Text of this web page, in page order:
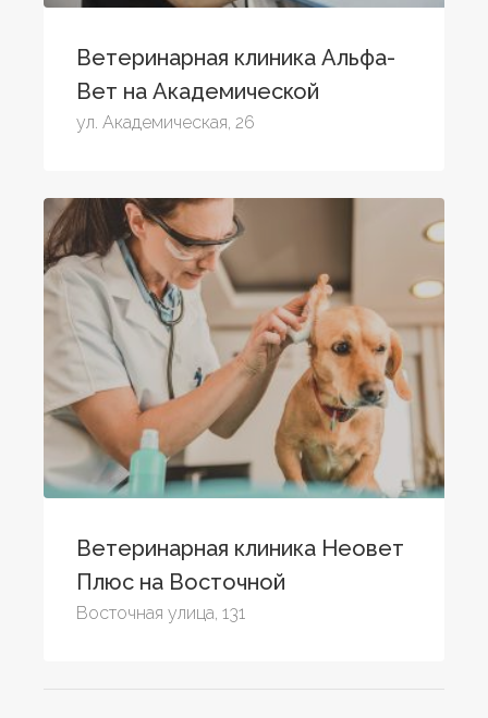
Ветеринарная клиника Альфа-
Вет на Академической
ул. Академическая, 26
Ветеринарная клиника Неовет
Плюс на Восточной
Восточная улица, 131